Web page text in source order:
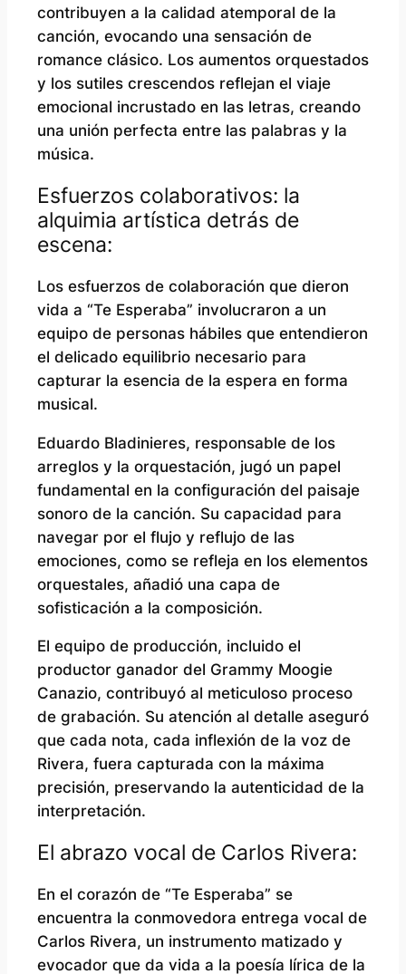
contribuyen a la calidad atemporal de la
canción, evocando una sensación de
romance clásico. Los aumentos orquestados
y los sutiles crescendos reflejan el viaje
emocional incrustado en las letras, creando
una unión perfecta entre las palabras y la
música.
Esfuerzos colaborativos: la
alquimia artística detrás de
escena:
Los esfuerzos de colaboración que dieron
vida a “Te Esperaba” involucraron a un
equipo de personas hábiles que entendieron
el delicado equilibrio necesario para
capturar la esencia de la espera en forma
musical.
Eduardo Bladinieres, responsable de los
arreglos y la orquestación, jugó un papel
fundamental en la configuración del paisaje
sonoro de la canción. Su capacidad para
navegar por el flujo y reflujo de las
emociones, como se refleja en los elementos
orquestales, añadió una capa de
sofisticación a la composición.
El equipo de producción, incluido el
productor ganador del Grammy Moogie
Canazio, contribuyó al meticuloso proceso
de grabación. Su atención al detalle aseguró
que cada nota, cada inflexión de la voz de
Rivera, fuera capturada con la máxima
precisión, preservando la autenticidad de la
interpretación.
El abrazo vocal de Carlos Rivera:
En el corazón de “Te Esperaba” se
encuentra la conmovedora entrega vocal de
Carlos Rivera, un instrumento matizado y
evocador que da vida a la poesía lírica de la